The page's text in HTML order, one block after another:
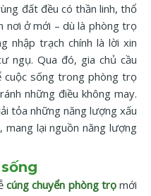
đất đều có thần linh, thổ
nơi ở mới – dù là phòng trọ
nhập trạch chính là lời xin
ngụ. Qua đó, gia chủ cầu
cuộc sống trong phòng trọ
những điều không may.
tỏa những năng lượng xấu
lại nguồn năng lượng
cúng chuyển phòng trọmới